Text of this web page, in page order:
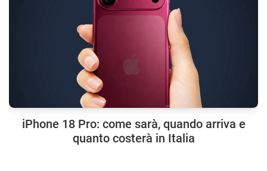
iPhone 18 Pro: come sarà, quando arriva e
quanto costerà in Italia